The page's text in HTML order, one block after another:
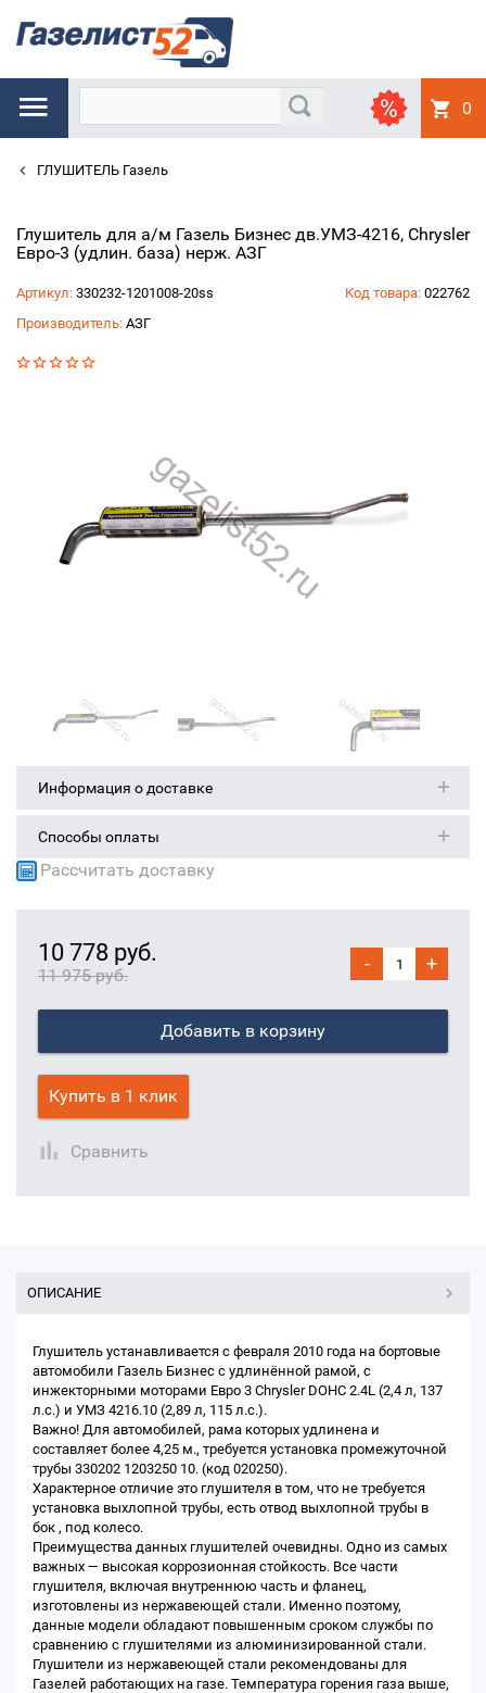
0
ГЛУШИТЕЛЬ Газель
Глушитель для а/м Газель Бизнес дв.УМЗ-4216, Chrysler
Евро-3 (удлин. база) нерж. АЗГ
Артикул: 330232-1201008-20ss Код товара: 022762
Производитель: АЗГ
Информация о доставке
Способы оплаты
Рассчитать доставку
10 778 руб.
11 975 руб.
- +
Добавить в корзину
Купить в 1 клик
Сравнить
ОПИСАНИЕ
Глушитель устанавливается с февраля 2010 года на бортовые
автомобили Газель Бизнес с удлинённой рамой, с
инжекторными моторами Евро 3 Chrysler DOHC 2.4L (2,4 л, 137
л.с.) и УМЗ 4216.10 (2,89 л, 115 л.с.).
Важно! Для автомобилей, рама которых удлинена и
составляет более 4,25 м., требуется установка промежуточной
трубы 330202 1203250 10. (код 020250).
Характерное отличие это глушителя в том, что не требуется
установка выхлопной трубы, есть отвод выхлопной трубы в
бок , под колесо.
Преимущества данных глушителей очевидны. Одно из самых
важных — высокая коррозионная стойкость. Все части
глушителя, включая внутреннюю часть и фланец,
изготовлены из нержавеющей стали. Именно поэтому,
данные модели обладают повышенным сроком службы по
сравнению с глушителями из алюминизированной стали.
Глушители из нержавеющей стали рекомендованы для
Газелей работающих на газе. Температура горения газа выше,